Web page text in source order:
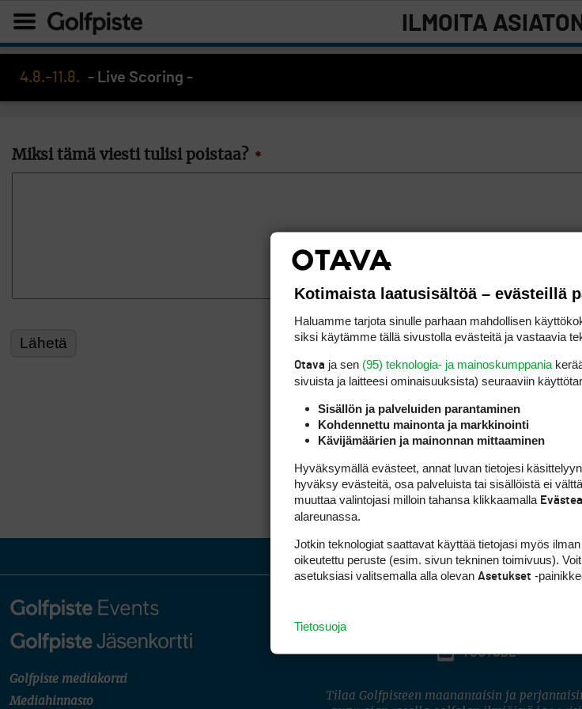
ILMOITA
4.8.–11.8. - Live Scoring -
Miksi tämä viesti tulisi poistaa? *
Golfpiste mediakortti
Mediahinnasto
YOUTUBE
Tilaa Golfpisteen maanantaisin ja
Kotimaista laatusisältöä – evästeillä
Haluamme tarjota sinulle parhaan mahdollisen
siksi käytämme tällä sivustolla evästeitä ja vastaavia
Otava ja sen (95) teknologia- ja mainoskumppania
sivuista ja laitteesi ominaisuuk­sista) seuraaviin
Sisällön ja palveluiden parantaminen
Kohdennettu mainonta ja markkinointi
Kävijämäärien ja mainonnan mittaaminen
Hyväksymällä evästeet, annat luvan tietojesi
hyväksy evästeitä, osa palveluista tai sisällöistä ei
muuttaa valintojasi milloin tahansa klikkaamalla
alareunassa.
Jotkin teknologiat saattavat käyttää tietojasi myös
oikeutettu peruste (esim. sivun tekninen toimivuus).
asetuksiasi valitsemalla alla olevan Asetukset -
Tietosuoja